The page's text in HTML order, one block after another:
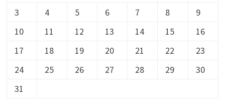
3
4 5 6 7 8
9
10
11 12 13 14 15
16
17
18 19 20 21 22
23
24
25 26 27 28 29
30
31